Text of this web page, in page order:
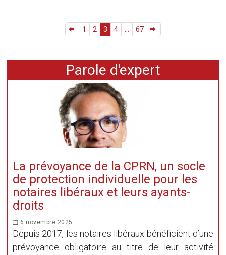
1 2 3 4 67
Parole d'expert
La prévoyance de la CPRN, un socle
de protection individuelle pour les
notaires libéraux et leurs ayants-
droits
6 novembre 2025
Depuis 2017, les notaires libéraux bénéficient d’une
prévoyance obligatoire au titre de leur activité